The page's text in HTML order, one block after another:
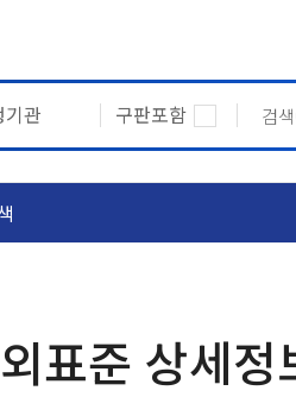
기관 구판포함
표준 상세정